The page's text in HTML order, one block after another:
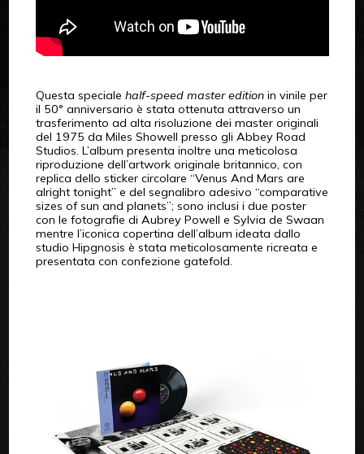
Questa speciale half-speed master editionin vinile per
il 50° anniversario è stata ottenuta attraverso un
trasferimento ad alta risoluzione dei master originali
del 1975 da Miles Showell presso gli Abbey Road
Studios. L’album presenta inoltre una meticolosa
riproduzione dell’artwork originale britannico, con
replica dello sticker circolare “Venus And Mars are
alright tonight” e del segnalibro adesivo “comparative
sizes of sun and planets”; sono inclusi i due poster
con le fotografie di Aubrey Powell e Sylvia de Swaan
mentre l’iconica copertina dell’album ideata dallo
studio Hipgnosis è stata meticolosamente ricreata e
presentata con confezione gatefold.